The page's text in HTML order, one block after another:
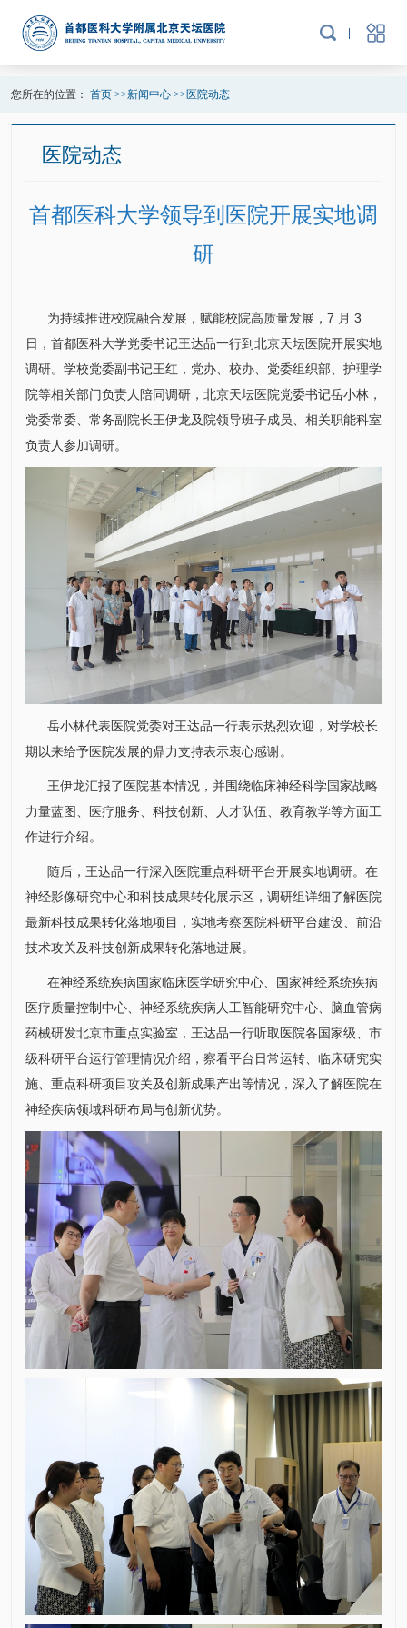
您所在的位置： 首页>>新闻中心>>医院动态
医院动态
首都医科大学领导到医院开展实地调
研
为持续推进校院融合发展，赋能校院高质量发展，7 月 3
日，首都医科大学党委书记王达品一行到北京天坛医院开展实地
调研。学校党委副书记王红 ，党办、校办、党委组织部、护理学
院等相关部门负责人陪同调研，北京天坛医院党委书记岳小林，
党委常委、常务副院长王伊龙及院领导班子成员、相关职能科室
负责人参加调研。
岳小林代表医院党委对王达品一行表示热烈欢迎，对学校长
期以来给予医院发展的鼎力支持表示衷心感谢。
王伊龙汇报了医院基本情况，并围绕临床神经科学国家战略
力量蓝图、医疗服务、科技创新、人才队伍、教育教学等方面工
作进行介绍。
随后，王达品一行深入医院重点科研平台开展实地调研。在
神经影像研究中心和科技成果转化展示区，调研组详细了解医院
最新科技成果转化落地项目，实地考察医院科研平台建设、前沿
技术攻关及科技创新成果转化落地进展。
在神经系统疾病国家临床医学研究中心、国家神经系统疾病
医疗质量控制中心、神经系统疾病人工智能研究中心、脑血管病
药械研发北京市重点实验室，王达品一行听取医院各国家级、市
级科研平台运行管理情况介绍，察看平台日常运转、临床研究实
施、重点科研项目攻关及创新成果产出等情况，深入了解医院在
神经疾病领域科研布局与创新优势。